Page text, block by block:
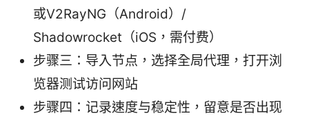
或V2RayNG（Android）/
Shadowrocket（iOS，需付费）
步骤三：导入节点，选择全局代理，打开浏
览器测试访问网站
步骤四：记录速度与稳定性，留意是否出现